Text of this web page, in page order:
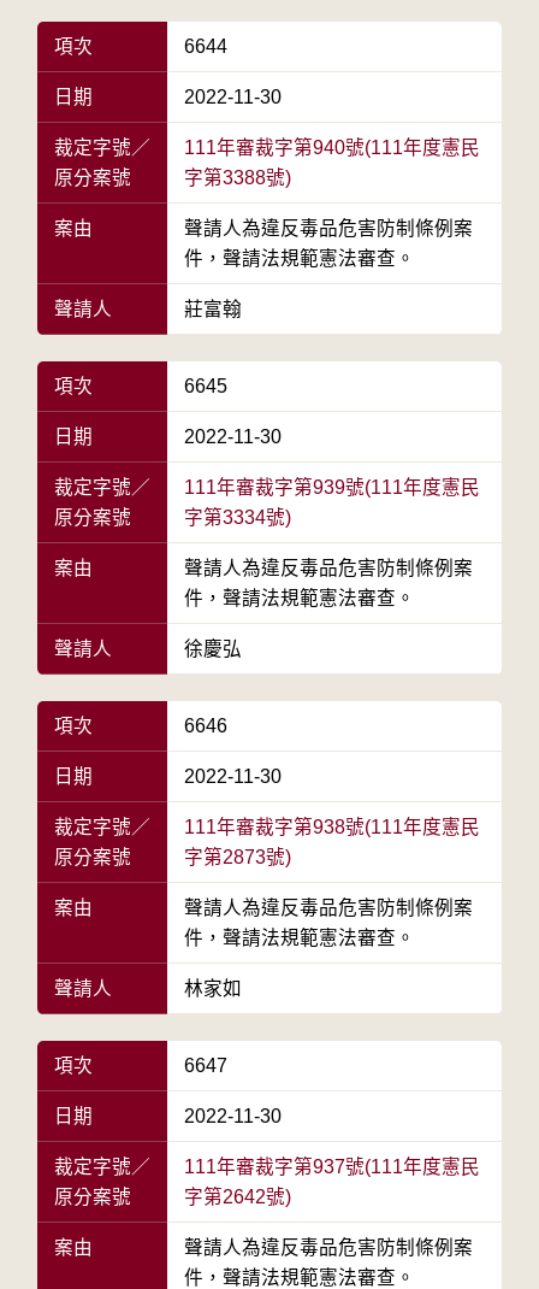
項次 6644
日期 2022-11-30
裁定字號／
原分案號
111年審裁字第940號(111年度憲民
字第3388號)
案由
聲請人為違反毒品危害防制條例案
件，聲請法規範憲法審查。
聲請人 莊富翰
項次 6645
日期 2022-11-30
裁定字號／
原分案號
111年審裁字第939號(111年度憲民
字第3334號)
案由
聲請人為違反毒品危害防制條例案
件，聲請法規範憲法審查。
聲請人 徐慶弘
項次 6646
日期 2022-11-30
裁定字號／
原分案號
111年審裁字第938號(111年度憲民
字第2873號)
案由
聲請人為違反毒品危害防制條例案
件，聲請法規範憲法審查。
聲請人 林家如
項次 6647
日期 2022-11-30
裁定字號／
原分案號
111年審裁字第937號(111年度憲民
字第2642號)
案由
聲請人為違反毒品危害防制條例案
件，聲請法規範憲法審查。